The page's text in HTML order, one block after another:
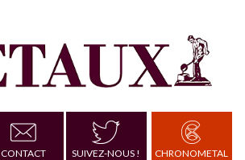
CONTACT SUIVEZ-NOUS ! CHRONOMETAL